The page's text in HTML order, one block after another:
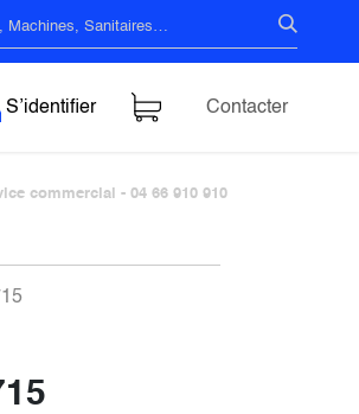
S’identifier Contacter
commercial - 04 66 910 910